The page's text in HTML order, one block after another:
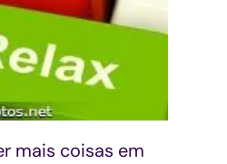
mais coisas em